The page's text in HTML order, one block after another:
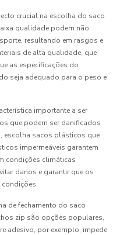
crucial na escolha do saco
qualidade podem não
resultando em rasgos e
de alta qualidade, que
as especificações do
seja adequado para o peso e
importante a ser
que podem ser danificados
escolha sacos plásticos que
impermeáveis garantem
condições climáticas
danos e garantir que os
de fechamento do saco
zip são opções populares,
adesivo, por exemplo, impede